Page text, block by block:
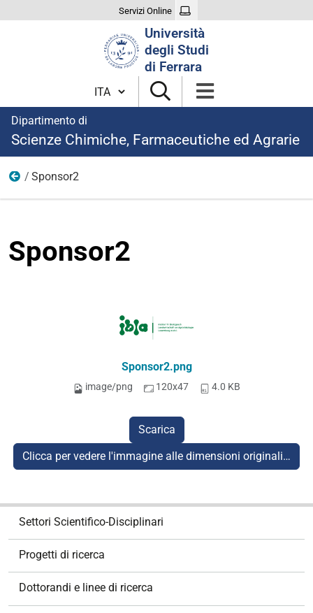
Servizi Online
Università
degli Studi
di Ferrara
Cambia lingua
Dipartimento di
Scienze Chimiche, Farmaceutiche ed Agrarie
LeFaSus
Sponsor2
Sponsor2
Sponsor2.png
image/png 120x47 4.0 KB
Scarica
Clicca per vedere l'immagine alle dimensioni originali…
Settori Scientifico-Disciplinari
Progetti di ricerca
Dottorandi e linee di ricerca